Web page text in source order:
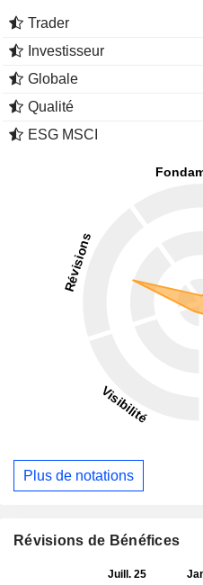
Trader
Investisseur
Globale
Qualité
ESG MSCI
Plus de notations
Révisions de Bénéfices